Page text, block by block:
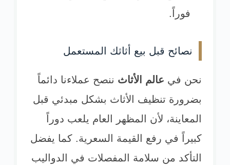
فوراً.
نصائح قبل بيع أثاثك المستعمل
نحن في عالم الأثاث ننصح عملاءنا دائماً
بضرورة تنظيف الأثاث بشكل مبدئي قبل
المعاينة، لأن المظهر العام يلعب دوراً
كبيراً في رفع القيمة السعرية. كما يفضل
التأكد من سلامة المفصلات في الدواليب